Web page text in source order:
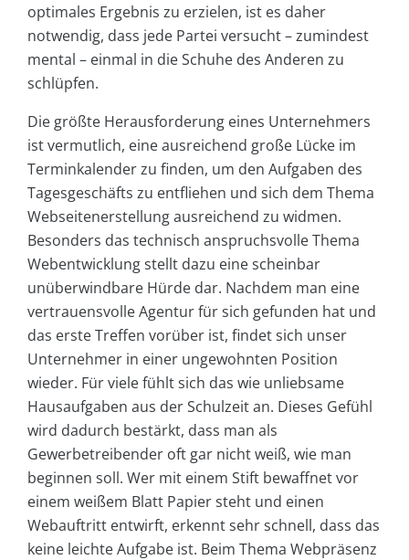
optimales Ergebnis zu erzielen, ist es daher
notwendig, dass jede Partei versucht – zumindest
mental – einmal in die Schuhe des Anderen zu
schlüpfen.
Die größte Herausforderung eines Unternehmers
ist vermutlich, eine ausreichend große Lücke im
Terminkalender zu finden, um den Aufgaben des
Tagesgeschäfts zu entfliehen und sich dem Thema
Webseitenerstellung ausreichend zu widmen.
Besonders das technisch anspruchsvolle Thema
Webentwicklung stellt dazu eine scheinbar
unüberwindbare Hürde dar. Nachdem man eine
vertrauensvolle Agentur für sich gefunden hat und
das erste Treffen vorüber ist, findet sich unser
Unternehmer in einer ungewohnten Position
wieder. Für viele fühlt sich das wie unliebsame
Hausaufgaben aus der Schulzeit an. Dieses Gefühl
wird dadurch bestärkt, dass man als
Gewerbetreibender oft gar nicht weiß, wie man
beginnen soll. Wer mit einem Stift bewaffnet vor
einem weißem Blatt Papier steht und einen
Webauftritt entwirft, erkennt sehr schnell, dass das
keine leichte Aufgabe ist. Beim Thema Webpräsenz